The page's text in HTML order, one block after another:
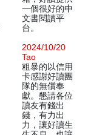
一個很好的中
文書閱讀平
台。
2024/10/20
Tao
粗暴的以信用
卡感謝好讀團
隊的無償奉
獻。懇請各位
讀友有錢出
錢，有力出
力，讓好讀生